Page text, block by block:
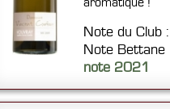
Note du Club
Note
note 2021